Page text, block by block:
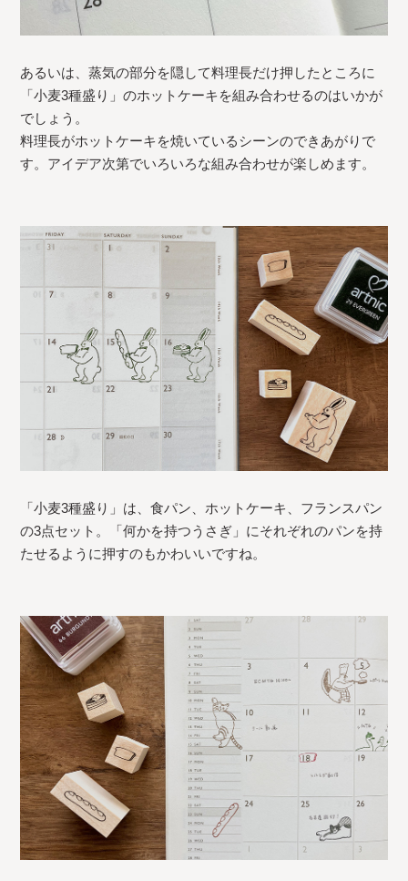
あるいは、蒸気の部分を隠して料理長だけ押したところに
「小麦3種盛り」のホットケーキを組み合わせるのはいかが
でしょう。
料理長がホットケーキを焼いているシーンのできあがりで
す。アイデア次第でいろいろな組み合わせが楽しめます。
「小麦3種盛り」は、食パン、ホットケーキ、フランスパン
の3点セット。「何かを持つうさぎ」にそれぞれのパンを持
たせるように押すのもかわいいですね。